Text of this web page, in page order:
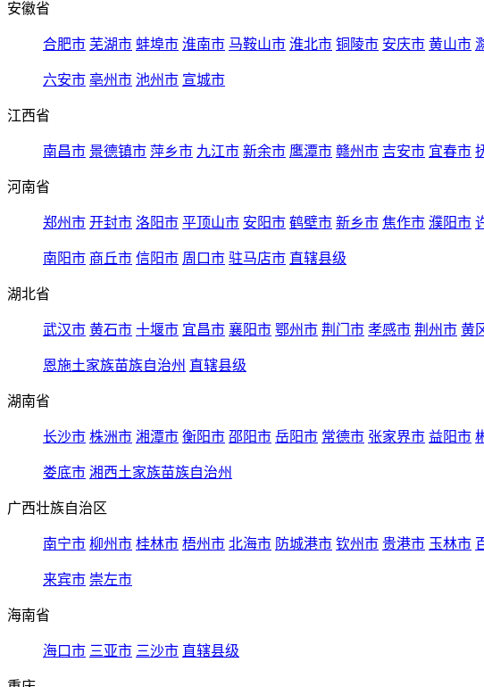
安徽省
合肥市 芜湖市 蚌埠市 淮南市 马鞍山市 淮北市 铜陵市 安庆市 黄山市
六安市 亳州市 池州市 宣城市
江西省
南昌市 景德镇市 萍乡市 九江市 新余市 鹰潭市 赣州市 吉安市 宜春市
河南省
郑州市 开封市 洛阳市 平顶山市 安阳市 鹤壁市 新乡市 焦作市 濮阳市
南阳市 商丘市 信阳市 周口市 驻马店市 直辖县级
湖北省
武汉市 黄石市 十堰市 宜昌市 襄阳市 鄂州市 荆门市 孝感市 荆州市 黄
恩施土家族苗族自治州 直辖县级
湖南省
长沙市 株洲市 湘潭市 衡阳市 邵阳市 岳阳市 常德市 张家界市 益阳市
娄底市 湘西土家族苗族自治州
广西壮族自治区
南宁市 柳州市 桂林市 梧州市 北海市 防城港市 钦州市 贵港市 玉林市
来宾市 崇左市
海南省
海口市 三亚市 三沙市 直辖县级